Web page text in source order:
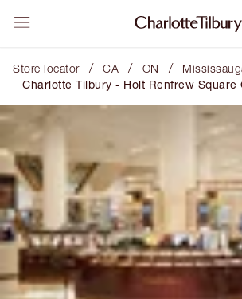
Store locator / CA / ON /
Charlotte Tilbury - Holt Renfrew Square